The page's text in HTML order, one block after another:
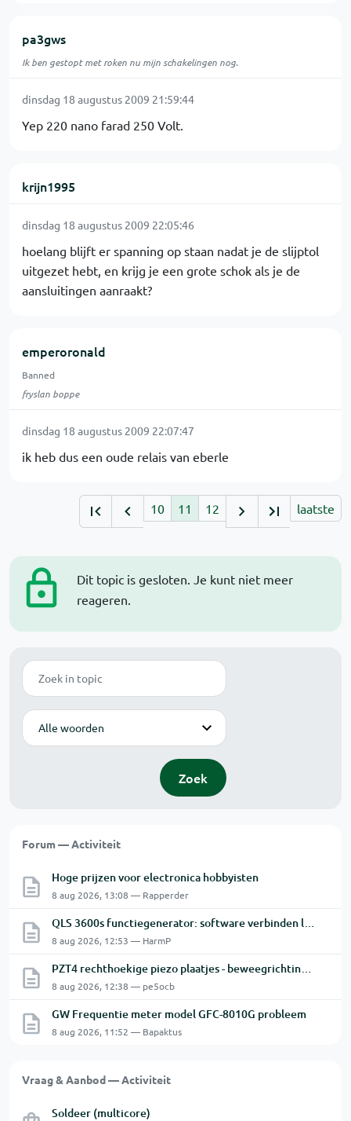
Dit topic is gesloten. Je kunt niet meer
reageren.
Zoek
Modus
Zoek
Forum — Activiteit
Hoge prijzen voor electronica hobbyisten
8 aug 2026, 13:08 — Rapperder
QLS 3600s functiegenerator: software verbinden lukt niet.
8 aug 2026, 12:53 — HarmP
PZT4 rechthoekige piezo plaatjes - beweegrichting? Snijkop reparatie Astatic X26
8 aug 2026, 12:38 — pe5ocb
GW Frequentie meter model GFC-8010G probleem
8 aug 2026, 11:52 — Bapaktus
Vraag & Aanbod — Activiteit
Soldeer (multicore)
pa3gws
Ik ben gestopt met roken nu mijn schakelingen nog.
dinsdag 18 augustus 2009 21:59:44
Yep 220 nano farad 250 Volt.
krijn1995
dinsdag 18 augustus 2009 22:05:46
hoelang blijft er spanning op staan nadat je de slijptol
uitgezet hebt, en krijg je een grote schok als je de
aansluitingen aanraakt?
emperoronald
Banned
fryslan boppe
dinsdag 18 augustus 2009 22:07:47
ik heb dus een oude relais van eberle
10 11 12 laatste